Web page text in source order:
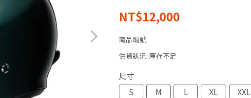
NT$12,000
商品編號:
供貨狀況: 庫存不足
尺寸
S
M L XL XXL